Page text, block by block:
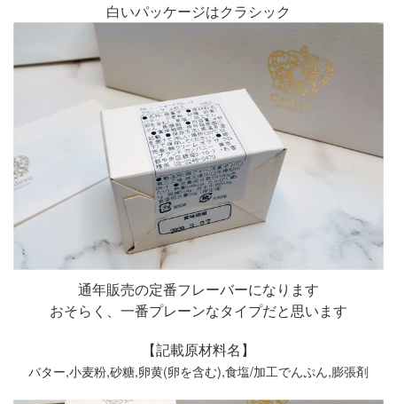
白いパッケージはクラシック
通年販売の定番フレーバーになります
おそらく、一番プレーンなタイプだと思います
【記載原材料名】
バター,小麦粉,砂糖,卵黄(卵を含む),食塩/加工でんぷん,膨張剤